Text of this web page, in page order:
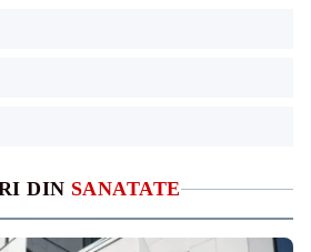
DIN SANATATE